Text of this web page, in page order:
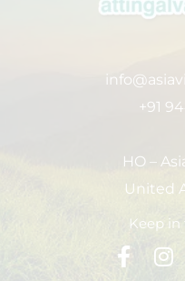
+91
HO –
United
Keep